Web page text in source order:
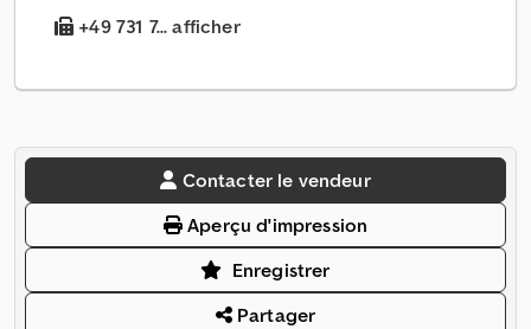
+49 731 7... afficher
Contacter le vendeur
Aperçu d'impression
Enregistrer
Partager